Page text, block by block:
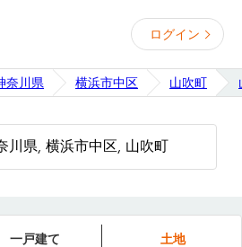
ログイン
奈川県 横浜市中区 山吹町
一戸建て 土地